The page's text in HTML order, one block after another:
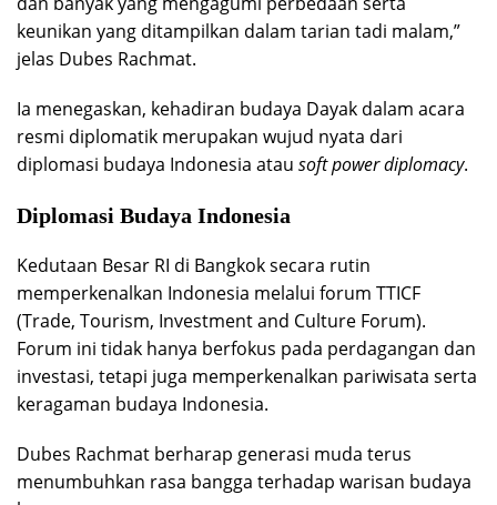
keunikan yang ditampilkan dalam tarian tadi malam,”
jelas Dubes Rachmat.
Ia menegaskan, kehadiran budaya Dayak dalam acara
resmi diplomatik merupakan wujud nyata dari
diplomasi budaya Indonesia atau soft power diplomacy.
Diplomasi Budaya Indonesia
Kedutaan Besar RI di Bangkok secara rutin
memperkenalkan Indonesia melalui forum TTICF
(Trade, Tourism, Investment and Culture Forum).
Forum ini tidak hanya berfokus pada perdagangan dan
investasi, tetapi juga memperkenalkan pariwisata serta
keragaman budaya Indonesia.
Dubes Rachmat berharap generasi muda terus
menumbuhkan rasa bangga terhadap warisan budaya